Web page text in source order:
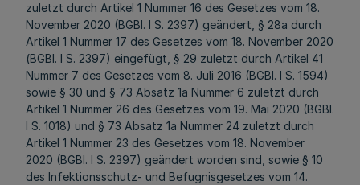
zuletzt durch Artikel 1 Nummer 16 des Gesetzes vom 18.
November 2020 (BGBl. I S. 2397) geändert, § 28a durch
Artikel 1 Nummer 17 des Gesetzes vom 18. November 2020
(BGBl. I S. 2397) eingefügt, § 29 zuletzt durch Artikel 41
Nummer 7 des Gesetzes vom 8. Juli 2016 (BGBl. I S. 1594)
sowie § 30 und § 73 Absatz 1a Nummer 6 zuletzt durch
Artikel 1 Nummer 26 des Gesetzes vom 19. Mai 2020 (BGBl.
I S. 1018) und § 73 Absatz 1a Nummer 24 zuletzt durch
Artikel 1 Nummer 23 des Gesetzes vom 18. November
2020 (BGBl. I S. 2397) geändert worden sind, sowie § 10
des Infektionsschutz- und Befugnisgesetzes vom 14.